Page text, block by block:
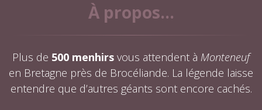
À propos...
Plus de 500 menhirs vous attendent à Monteneuf
en Bretagne près de Brocéliande. La légende laisse
entendre que d’autres géants sont encore cachés.